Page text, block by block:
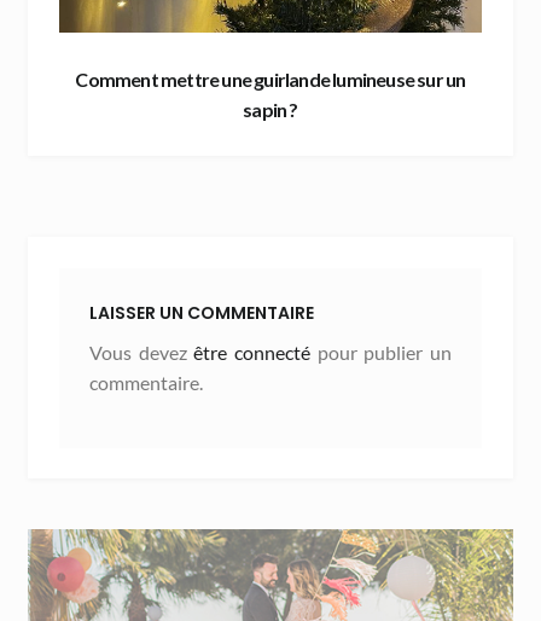
Comment mettre une guirlande lumineuse sur un
sapin ?
LAISSER UN COMMENTAIRE
Vous devezêtre connecté pour publier un
commentaire.